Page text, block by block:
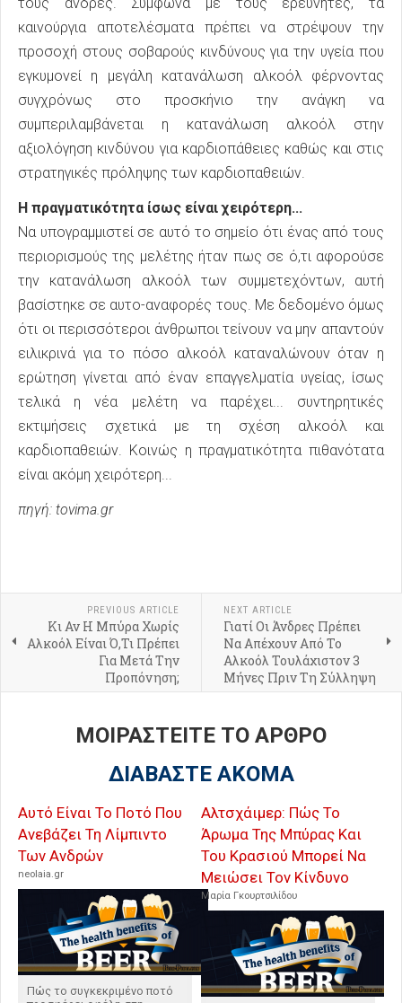
καινούργια αποτελέσματα πρέπει να στρέψουν την
προσοχή στους σοβαρούς κινδύνους για την υγεία που
εγκυμονεί η μεγάλη κατανάλωση αλκοόλ φέρνοντας
συγχρόνως στο προσκήνιο την ανάγκη να
συμπεριλαμβάνεται η κατανάλωση αλκοόλ στην
αξιολόγηση κινδύνου για καρδιοπάθειες καθώς και στις
στρατηγικές πρόληψης των καρδιοπαθειών.
Η πραγματικότητα ίσως είναι χειρότερη...
Να υπογραμμιστεί σε αυτό το σημείο ότι ένας από τους
περιορισμούς της μελέτης ήταν πως σε ό,τι αφορούσε
την κατανάλωση αλκοόλ των συμμετεχόντων, αυτή
βασίστηκε σε αυτο-αναφορές τους. Με δεδομένο όμως
ότι οι περισσότεροι άνθρωποι τείνουν να μην απαντούν
ειλικρινά για το πόσο αλκοόλ καταναλώνουν όταν η
ερώτηση γίνεται από έναν επαγγελματία υγείας, ίσως
τελικά η νέα μελέτη να παρέχει... συντηρητικές
εκτιμήσεις σχετικά με τη σχέση αλκοόλ και
καρδιοπαθειών. Κοινώς η πραγματικότητα πιθανότατα
είναι ακόμη χειρότερη...
πηγή: tovima.gr
PREVIOUS ARTICLE
Κι Αν Η Μπύρα Χωρίς
Αλκοόλ Είναι Ό,Τι Πρέπει
Για Μετά Την
Προπόνηση;
NEXT ARTICLE
Γιατί Οι Άνδρες Πρέπει
Να Απέχουν Από Το
Αλκοόλ Τουλάχιστον 3
Μήνες Πριν Τη Σύλληψη
ΜΟΙΡΑΣΤΕΙΤΕ ΤΟ ΑΡΘΡΟ
ΔΙΑΒΑΣΤΕ ΑΚΟΜΑ
Αυτό Είναι Το Ποτό Που
Ανεβάζει Τη Λίμπιντο
Των Ανδρών
neolaia.gr
Πώς το συγκεκριμένο ποτό
Αλτσχάιμερ: Πώς Το
Άρωμα Της Μπύρας Και
Του Κρασιού Μπορεί Να
Μειώσει Τον Κίνδυνο
Μαρία Γκουρτσιλίδου